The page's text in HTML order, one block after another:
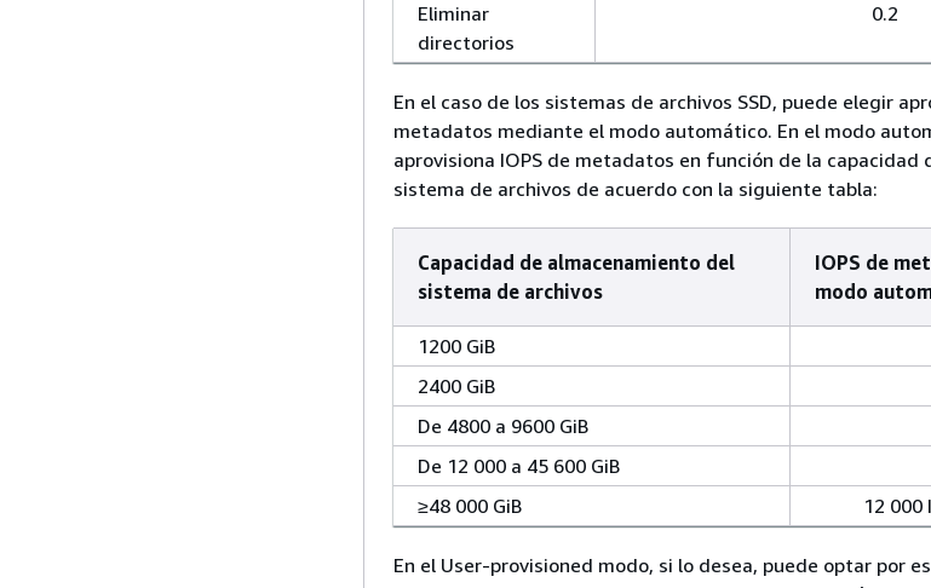
Eliminar
directorios
0.2
En el caso de los sistemas de archivos SSD, puede elegir
metadatos mediante el modo automático. En el modo
aprovisiona IOPS de metadatos en función de la capacidad
sistema de archivos de acuerdo con la siguiente tabla:
Capacidad de almacenamiento del
sistema de archivos
IOPS de
modo
1200 GiB
2400 GiB
De 4800 a 9600 GiB
De 12 000 a 45 600 GiB
≥48 000 GiB
12 000
En el User-provisioned modo, si lo desea, puede optar por